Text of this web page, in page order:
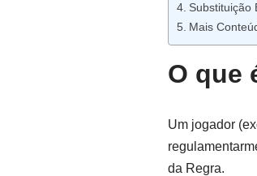
Substituição
Mais
O que
Um jogador
da Regra.